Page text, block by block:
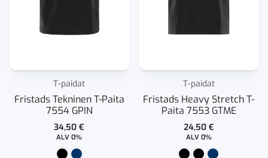
T-paidat
Fristads Tekninen T-Paita
7554 GPIN
34,50€
ALV 0%
T-paidat
Fristads Heavy Stretch T-
Paita 7553 GTME
24,50 €
ALV 0%